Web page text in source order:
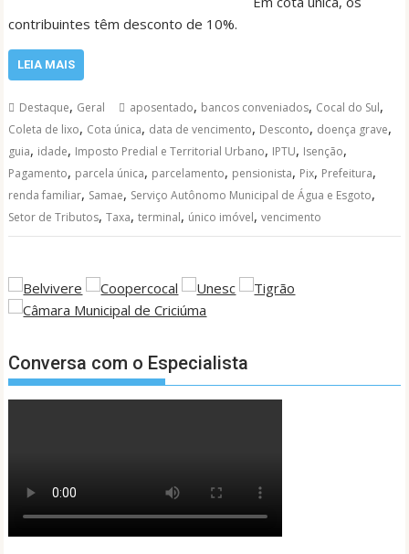
contribuintes têm desconto de 10%.
LEIA MAIS
Destaque, Geral aposentado, bancos conveniados, Cocal do Sul,
Coleta de lixo, Cota única, data de vencimento, Desconto, doença grave,
guia, idade, Imposto Predial e Territorial Urbano, IPTU, Isenção,
Pagamento, parcela única, parcelamento, pensionista, Pix, Prefeitura,
renda familiar, Samae, Serviço Autônomo Municipal de Água e Esgoto,
Setor de Tributos,Taxa,terminal, único imóvel,vencimento
Conversa com o Especialista